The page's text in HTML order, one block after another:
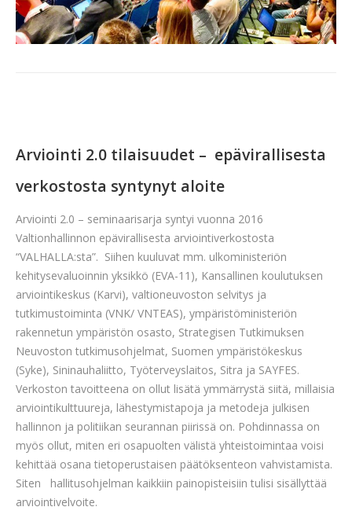
Arviointi 2.0 tilaisuudet – epävirallisesta
verkostosta syntynyt aloite
Arviointi 2.0 – seminaarisarja syntyi vuonna 2016
Valtionhallinnon epävirallisesta arviointiverkostosta
“VALHALLA:sta”. Siihen kuuluvat mm. ulkoministeriön
kehitysevaluoinnin yksikkö (EVA-11), Kansallinen koulutuksen
arviointikeskus (Karvi), valtioneuvoston selvitys ja
tutkimustoiminta (VNK/ VNTEAS), ympäristöministeriön
rakennetun ympäristön osasto, Strategisen Tutkimuksen
Neuvoston tutkimusohjelmat, Suomen ympäristökeskus
(Syke), Sininauhaliitto, Työterveyslaitos, Sitra ja SAYFES.
Verkoston tavoitteena on ollut lisätä ymmärrystä siitä, millaisia
arviointikulttuureja, lähestymistapoja ja metodeja julkisen
hallinnon ja politiikan seurannan piirissä on. Pohdinnassa on
myös ollut, miten eri osapuolten välistä yhteistoimintaa voisi
kehittää osana tietoperustaisen päätöksenteon vahvistamista.
Siten hallitusohjelman kaikkiin painopisteisiin tulisi sisällyttää
arviointivelvoite.